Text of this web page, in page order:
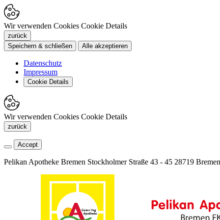
Wir verwenden Cookies Cookie Details
zurück
Speichern & schließen
Alle akzeptieren
Datenschutz
Impressum
Cookie Details
Wir verwenden Cookies Cookie Details
zurück
Accept
Pelikan Apotheke Bremen Stockholmer Straße 43 - 45 28719 Bremen